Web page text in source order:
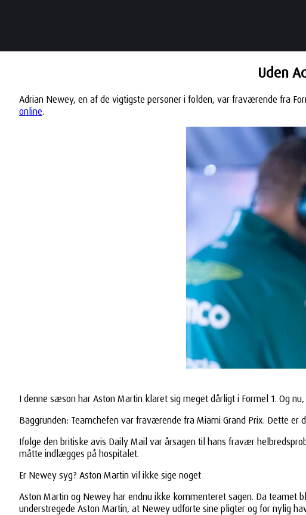
Uden
Adrian Newey, en af de vigtigste personer i folden, var fraværende fra
online.
I denne sæson har Aston Martin klaret sig meget dårligt i Formel 1. Og
Baggrunden: Teamchefen var fraværende fra Miami Grand Prix. Dette
Ifølge den britiske avis Daily Mail var årsagen til hans fravær
måtte indlægges på hospitalet.
Er Newey syg? Aston Martin vil ikke sige noget
Aston Martin og Newey har endnu ikke kommenteret sagen. Da teamet
understregede Aston Martin, at Newey udførte sine pligter og for nylig